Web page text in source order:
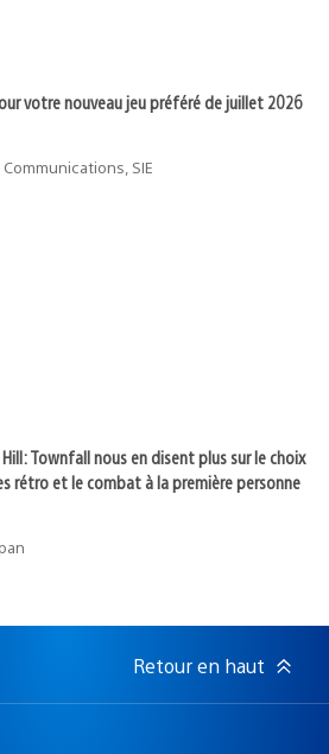
votre nouveau jeu préféré de juillet 2026
SIE
Townfall nous en disent plus sur le choix
rétro et le combat à la première personne
Retour en haut